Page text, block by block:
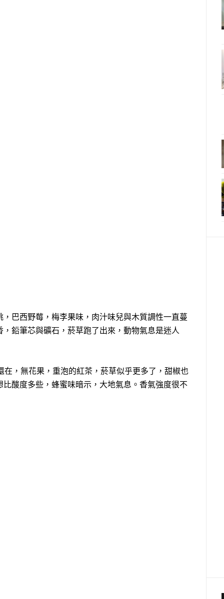
巴西野莓，梅李果味，肉汁味兒與木質調性一直蔓
鉛筆芯與礦石，菸草跑了出來，動物氣息是迷人
，無花果，重泡的紅茶，菸草似乎更多了，甜椒也
酸度多些，蜂蜜味暗示，大地氣息。香氣強度很不